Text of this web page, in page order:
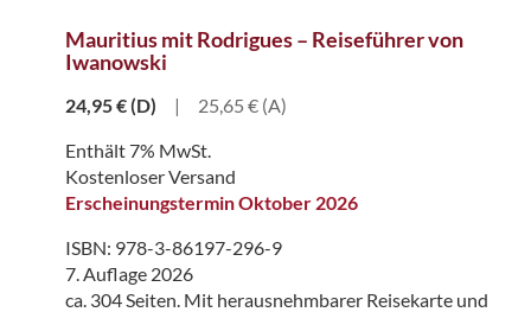
Mauritius mit Rodrigues – Reiseführer von
Iwanowski
24,95€(D) |
25,65 € (A)
Enthält 7% MwSt.
Kostenloser Versand
Erscheinungstermin Oktober 2026
ISBN: 978-3-86197-296-9
7. Auflage 2026
ca. 304 Seiten. Mit herausnehmbarer Reisekarte und